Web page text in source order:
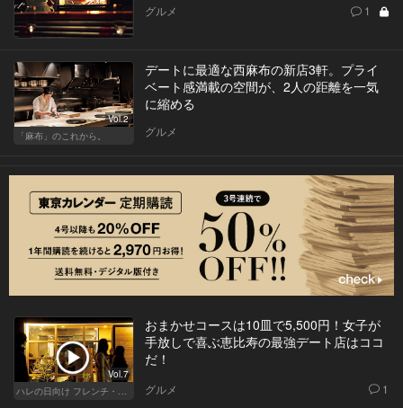
グルメ 1
Vol.2
「麻布」のこれから。
デートに最適な西麻布の新店3軒。プライ
ベート感満載の空間が、2人の距離を一気
に縮める
グルメ
Vol.7
ハレの日向け フレンチ・高級店
おまかせコースは10皿で5,500円！女子が
手放しで喜ぶ恵比寿の最強デート店はココ
だ！
グルメ 1